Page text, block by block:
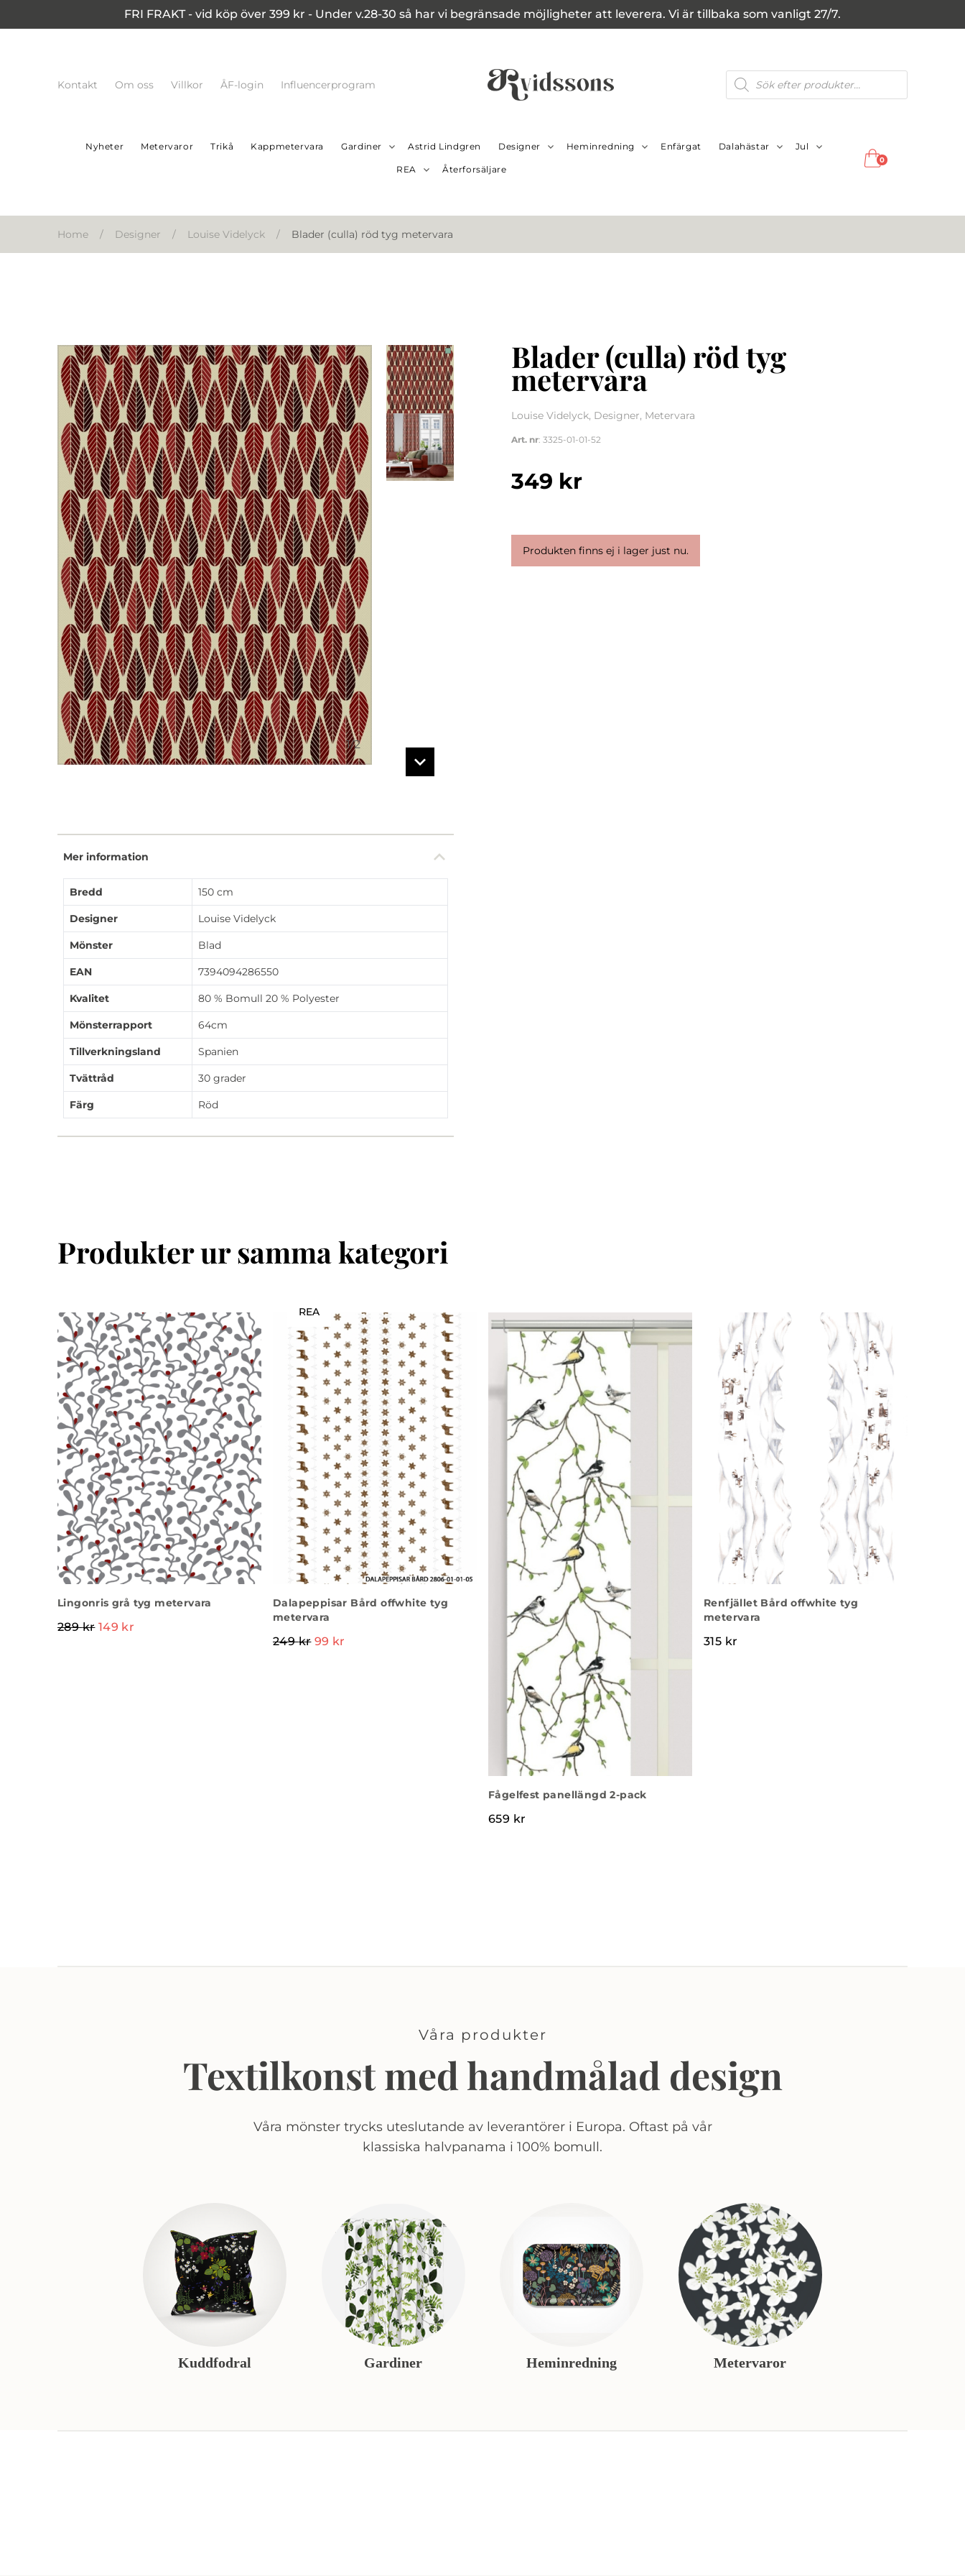
FRI FRAKT - vid köp över 399 kr - Under v.28-30 så har vi begränsade möjligheter att leverera. Vi är tillbaka som vanligt 27/7.
Kontakt Om oss Villkor ÅF-login Influencerprogram
Produktsökning
Nyheter Metervaror Trikå Kappmetervara Gardiner Astrid Lindgren Designer Heminredning Enfärgat Dalahästar Jul
REA Återforsäljare
0
Home / Designer / Louise Videlyck / Blader (culla) röd tyg metervara
1/2
Blader (culla) röd tyg
metervara
Louise Videlyck, Designer, Metervara
Art. nr: 3325-01-01-52
349 kr
Produkten finns ej i lager just nu.
Mer information
Bredd 150 cm
Designer Louise Videlyck
Mönster Blad
EAN 7394094286550
Kvalitet 80 % Bomull 20 % Polyester
Mönsterrapport 64cm
Tillverkningsland Spanien
Tvättråd 30 grader
Färg Röd
Produkter ur samma kategori
Lingonris grå tyg metervara
289kr 149 kr
REA
Dalapeppisar Bård offwhite tyg
metervara
249kr 99 kr
Fågelfest panellängd 2-pack
659 kr
Renfjället Bård offwhite tyg
metervara
315 kr
Våra produkter
Textilkonst med handmålad design
Våra mönster trycks uteslutande av leverantörer i Europa. Oftast på vår
klassiska halvpanama i 100% bomull.
Kuddfodral Gardiner Heminredning Metervaror